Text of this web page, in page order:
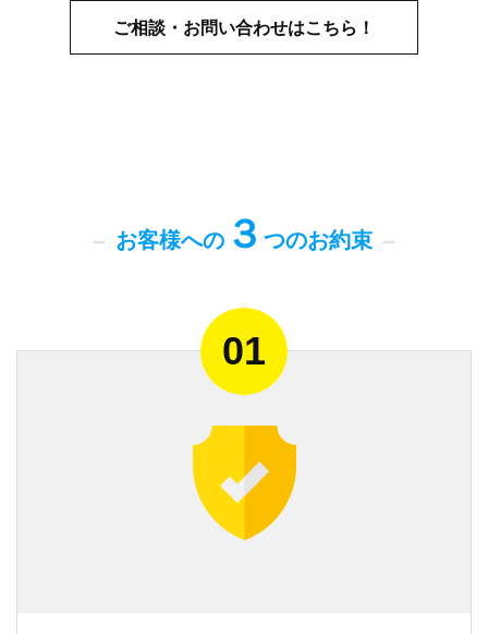
ご相談・お問い合わせはこちら！
お客様への ３ つのお約束